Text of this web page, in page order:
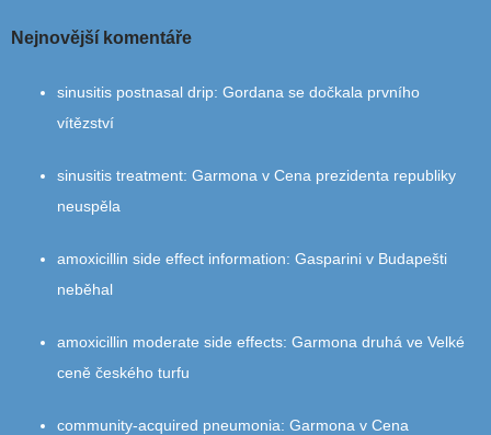
Nejnovější komentáře
sinusitis postnasal drip: Gordana se dočkala prvního
vítězství
sinusitis treatment: Garmona v Cena prezidenta republiky
neuspěla
amoxicillin side effect information: Gasparini v Budapešti
neběhal
amoxicillin moderate side effects: Garmona druhá ve Velké
ceně českého turfu
community‑acquired pneumonia: Garmona v Cena